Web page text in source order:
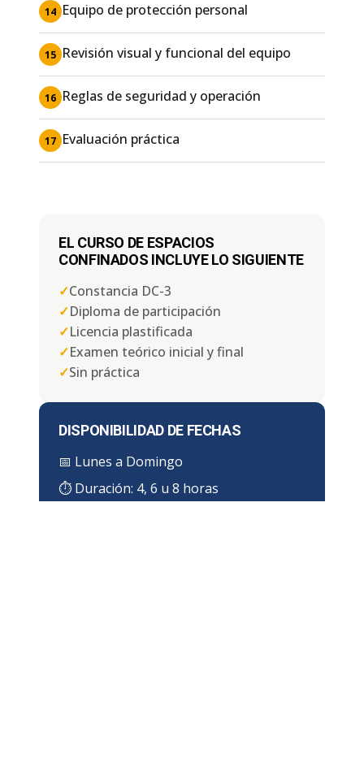
14 Equipo de protección personal
15 Revisión visual y funcional del equipo
16 Reglas de seguridad y operación
17 Evaluación práctica
EL CURSO DE ESPACIOS
CONFINADOS INCLUYE LO SIGUIENTE
✓Constancia DC-3
✓Diploma de participación
✓Licencia plastificada
✓Examen teórico inicial y final
✓Sin práctica
DISPONIBILIDAD DE FECHAS
📅 Lunes a Domingo
⏱ Duración: 4, 6 u 8 horas